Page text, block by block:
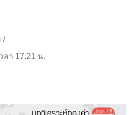
/
ลา 17.21 น.